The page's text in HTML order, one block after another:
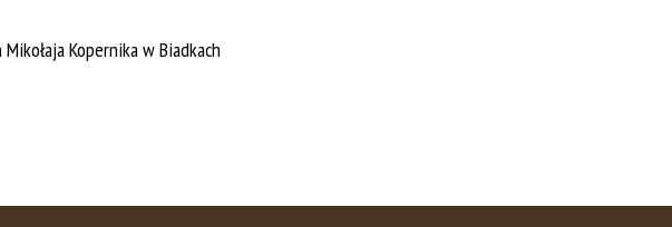
Kopernika w Biadkach